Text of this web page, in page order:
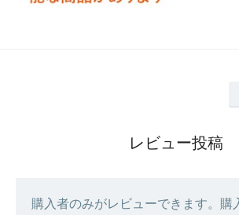
レビュー投稿
購入者のみがレビューできます。購